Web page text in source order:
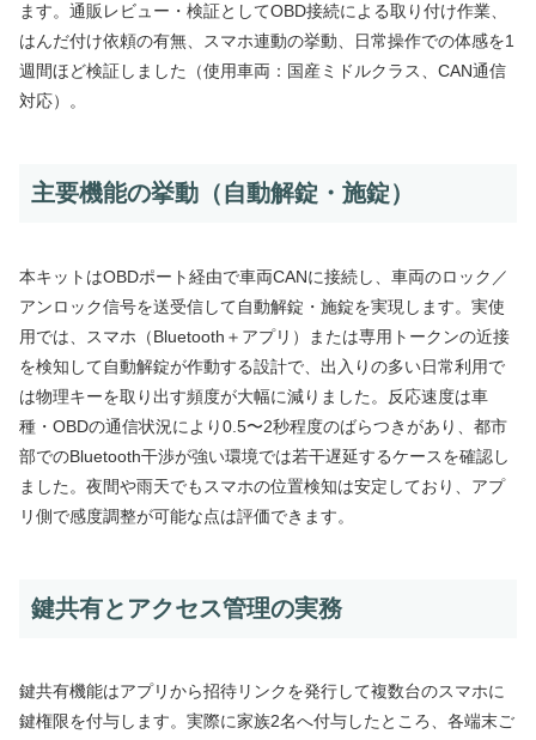
ます。通販レビュー・検証としてOBD接続による取り付け作業、
はんだ付け依頼の有無、スマホ連動の挙動、日常操作での体感を1
週間ほど検証しました（使用車両：国産ミドルクラス、CAN通信
対応）。
主要機能の挙動（自動解錠・施錠）
本キットはOBDポート経由で車両CANに接続し、車両のロック／
アンロック信号を送受信して自動解錠・施錠を実現します。実使
用では、スマホ（Bluetooth＋アプリ）または専用トークンの近接
を検知して自動解錠が作動する設計で、出入りの多い日常利用で
は物理キーを取り出す頻度が大幅に減りました。反応速度は車
種・OBDの通信状況により0.5〜2秒程度のばらつきがあり、都市
部でのBluetooth干渉が強い環境では若干遅延するケースを確認し
ました。夜間や雨天でもスマホの位置検知は安定しており、アプ
リ側で感度調整が可能な点は評価できます。
鍵共有とアクセス管理の実務
鍵共有機能はアプリから招待リンクを発行して複数台のスマホに
鍵権限を付与します。実際に家族2名へ付与したところ、各端末ご